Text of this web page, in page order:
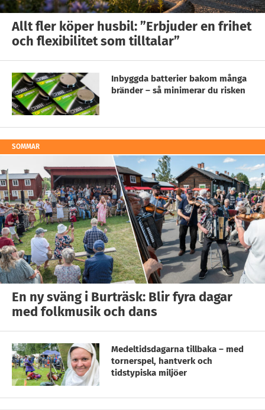
Allt fler köper husbil: ”Erbjuder en frihet
och flexibilitet som tilltalar”
Inbyggda batterier bakom många
bränder – så minimerar du risken
SOMMAR
En ny sväng i Burträsk: Blir fyra dagar
med folkmusik och dans
Medeltidsdagarna tillbaka – med
tornerspel, hantverk och
tidstypiska miljöer